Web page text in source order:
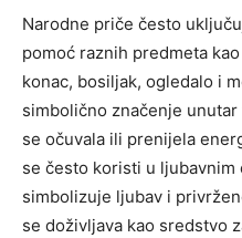
Narodne priče često
pomoć raznih predmeta
konac, bosiljak, ogledalo i
simbolično značenje
se očuvala ili prenijela
se često koristi u ljubavnim
simbolizuje ljubav i
se doživljava kao sredstvo